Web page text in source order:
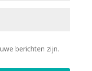
berichten zijn.